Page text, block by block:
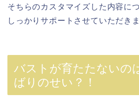
そちらのカスタマイズした内容に
しっかりサポートさせていただきま
バストが育たたないの
ばりのせい？！